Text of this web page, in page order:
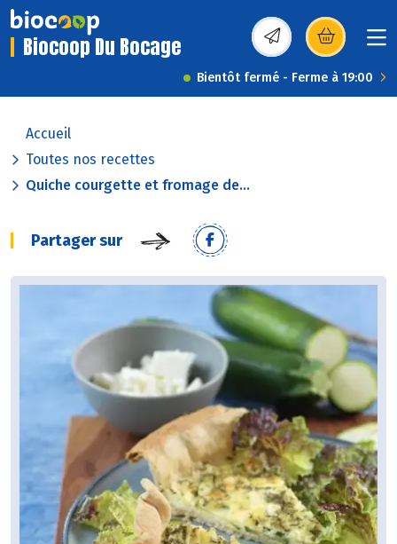
Biocoop Du Bocage (s’ouvre dans une
Bientôt fermé - Ferme à 19:00
Accueil
Toutes nos recettes
Quiche courgette et fromage de...
Partager sur